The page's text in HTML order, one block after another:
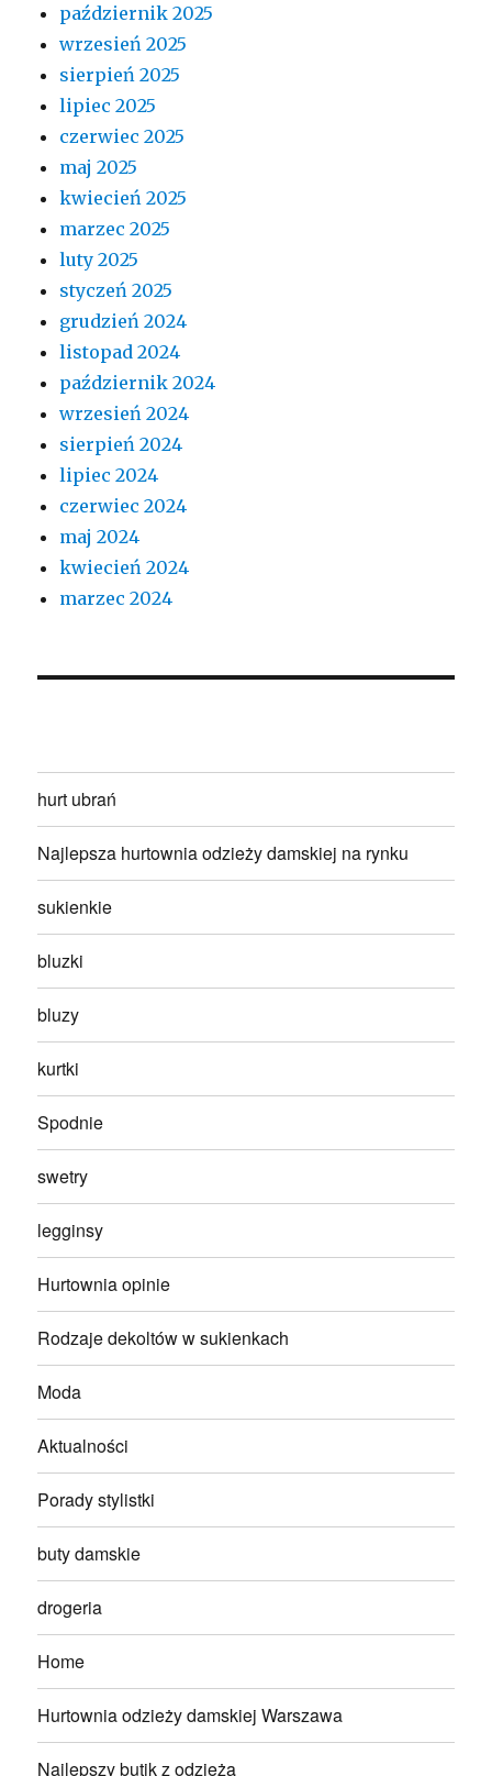
październik 2025
wrzesień 2025
sierpień 2025
lipiec 2025
czerwiec 2025
maj 2025
kwiecień 2025
marzec 2025
luty 2025
styczeń 2025
grudzień 2024
listopad 2024
październik 2024
wrzesień 2024
sierpień 2024
lipiec 2024
czerwiec 2024
maj 2024
kwiecień 2024
marzec 2024
hurt ubrań
Najlepsza hurtownia odzieży damskiej na rynku
sukienkie
bluzki
bluzy
kurtki
Spodnie
swetry
legginsy
Hurtownia opinie
Rodzaje dekoltów w sukienkach
Moda
Aktualności
Porady stylistki
buty damskie
drogeria
Home
Hurtownia odzieży damskiej Warszawa
Najlepszy butik z odzieżą